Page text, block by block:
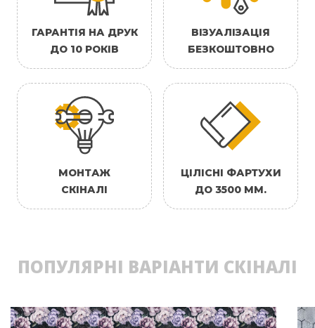
ГАРАНТІЯ НА ДРУК
ДО 10 РОКІВ
ВІЗУАЛІЗАЦІЯ
БЕЗКОШТОВНО
МОНТАЖ
СКІНАЛІ
ЦІЛІСНІ ФАРТУХИ
ДО 3500 ММ.
ПОПУЛЯРНІ ВАРІАНТИ СКІНАЛІ